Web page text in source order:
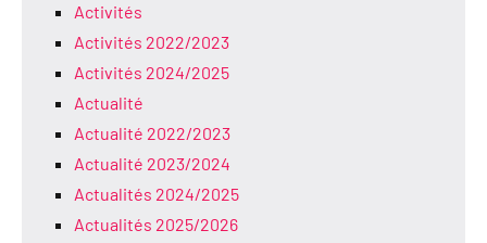
Activités
Activités 2022/2023
Activités 2024/2025
Actualité
Actualité 2022/2023
Actualité 2023/2024
Actualités 2024/2025
Actualités 2025/2026